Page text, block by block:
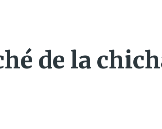
de la